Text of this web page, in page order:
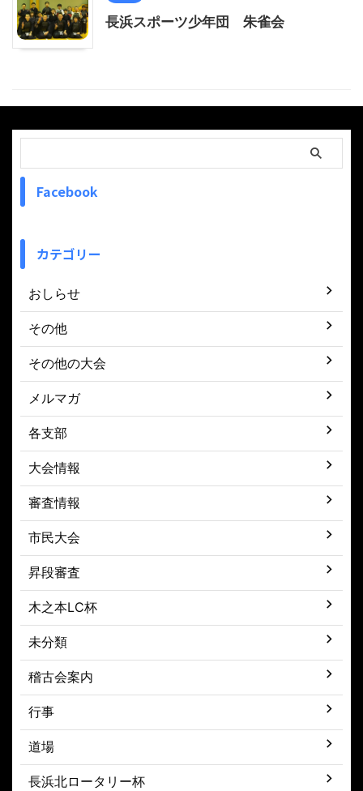
長浜スポーツ少年団 朱雀会
Facebook
カテゴリー
おしらせ
その他
その他の大会
メルマガ
各支部
大会情報
審査情報
市民大会
昇段審査
木之本LC杯
未分類
稽古会案内
行事
道場
長浜北ロータリー杯